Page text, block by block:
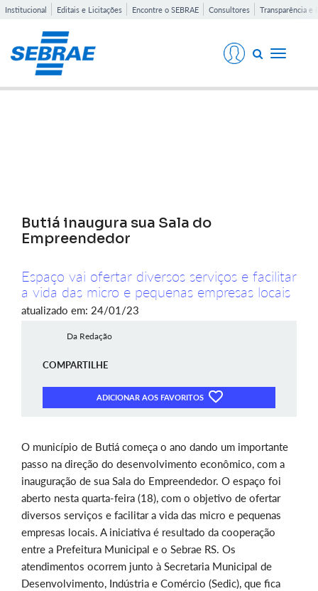
Institucional Editais e Licitações Encontre o SEBRAE Consultores Transparência e
Toggle
Butiá inaugura sua Sala do
Empreendedor
Espaço vai ofertar diversos serviços e facilitar
a vida das micro e pequenas empresas locais
atualizado em: 24/01/23
Da Redação
COMPARTILHE
ADICIONAR AOS FAVORITOS
O município de Butiá começa o ano dando um importante
passo na direção do desenvolvimento econômico, com a
inauguração de sua Sala do Empreendedor. O espaço foi
aberto nesta quarta-feira (18), com o objetivo de ofertar
diversos serviços e facilitar a vida das micro e pequenas
empresas locais. A iniciativa é resultado da cooperação
entre a Prefeitura Municipal e o Sebrae RS. Os
atendimentos ocorrem junto à Secretaria Municipal de
Desenvolvimento, Indústria e Comércio (Sedic), que fica